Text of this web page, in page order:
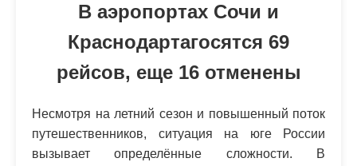
В аэропортах Сочи и
Краснодартагосятся 69
рейсов, еще 16 отменены
Несмотря на летний сезон и повышенный поток
путешественников, ситуация на юге России
вызывает определённые сложности. В